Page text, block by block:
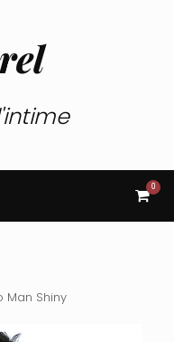
View
cart
0
Man Shiny